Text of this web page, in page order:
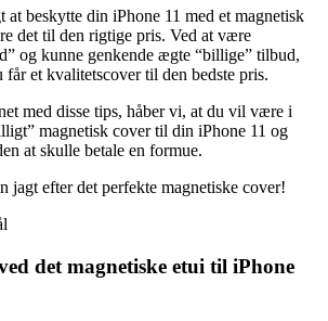
beskytte din iPhone 11 med et magnetisk
det til den rigtige pris. Ved at være
og kunne genkende ægte “billige” tilbud,
et kvalitetscover til den bedste pris.
med disse tips, håber vi, at du vil være i
magnetisk cover til din iPhone 11 og
at skulle betale en formue.
jagt efter det perfekte magnetiske cover!
det magnetiske etui til iPhone